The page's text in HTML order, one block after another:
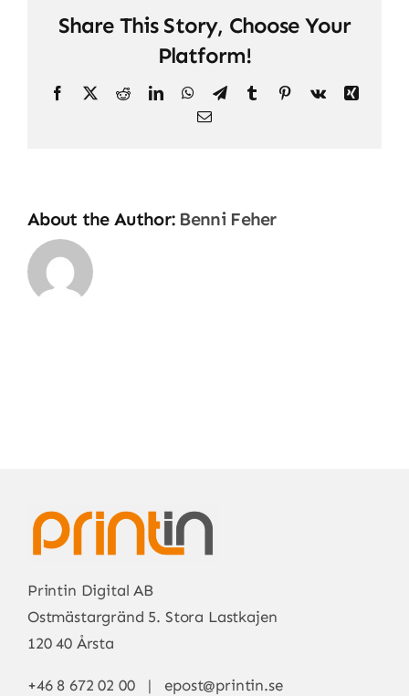
i
Share This Story, Choose Your
Platform!
Facebook
X RedditLinkedInWhatsApp
TelegramTumblr PinterestVk
Xing
Email
About the Author: Benni Feher
Printin Digital AB
Ostmästargränd 5. Stora Lastkajen
120 40 Årsta
+46 8 672 02 00 | epost@printin.se